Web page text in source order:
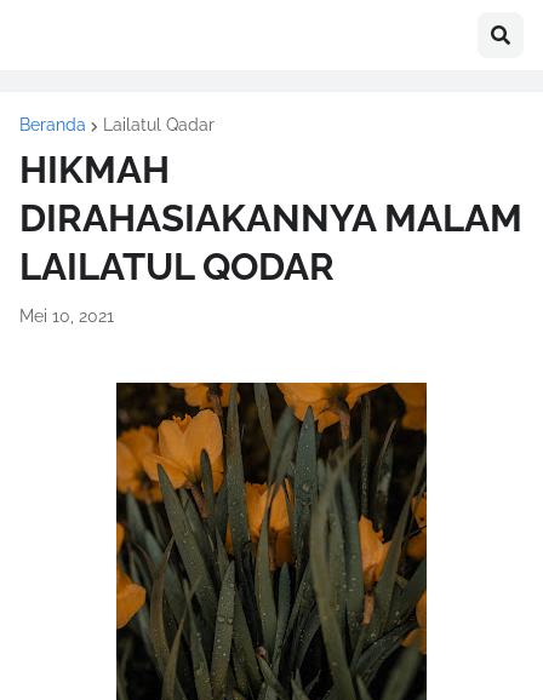
Beranda Lailatul Qadar
HIKMAH
DIRAHASIAKANNYA MALAM
LAILATUL QODAR
Mei 10, 2021